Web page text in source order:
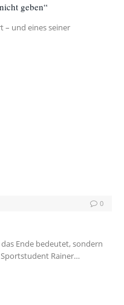
geben“
– und eines seiner
0
Ende bedeutet, sondern
Rainer…